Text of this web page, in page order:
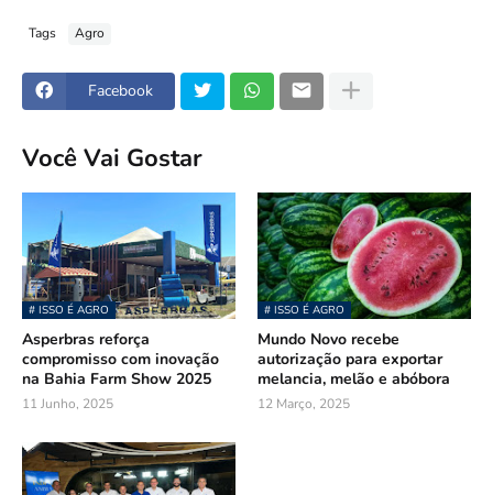
Tags Agro
Facebook
Você Vai Gostar
# ISSO É AGRO
Asperbras reforça
compromisso com inovação
na Bahia Farm Show 2025
11 Junho, 2025
# ISSO É AGRO
Mundo Novo recebe
autorização para exportar
melancia, melão e abóbora
12 Março, 2025